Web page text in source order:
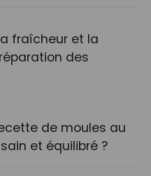
fraîcheur et la
des
de moules au
et équilibré ?